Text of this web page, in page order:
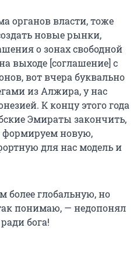
органов власти, тоже
новые рынки,
о зонах свободной
выходе [соглашение] с
вот вчера буквально
из Алжира, у нас
К концу этого года
Эмираты закончить,
новую,
для нас модель и
более глобальную, но
понимаю, — недопонял
бога!